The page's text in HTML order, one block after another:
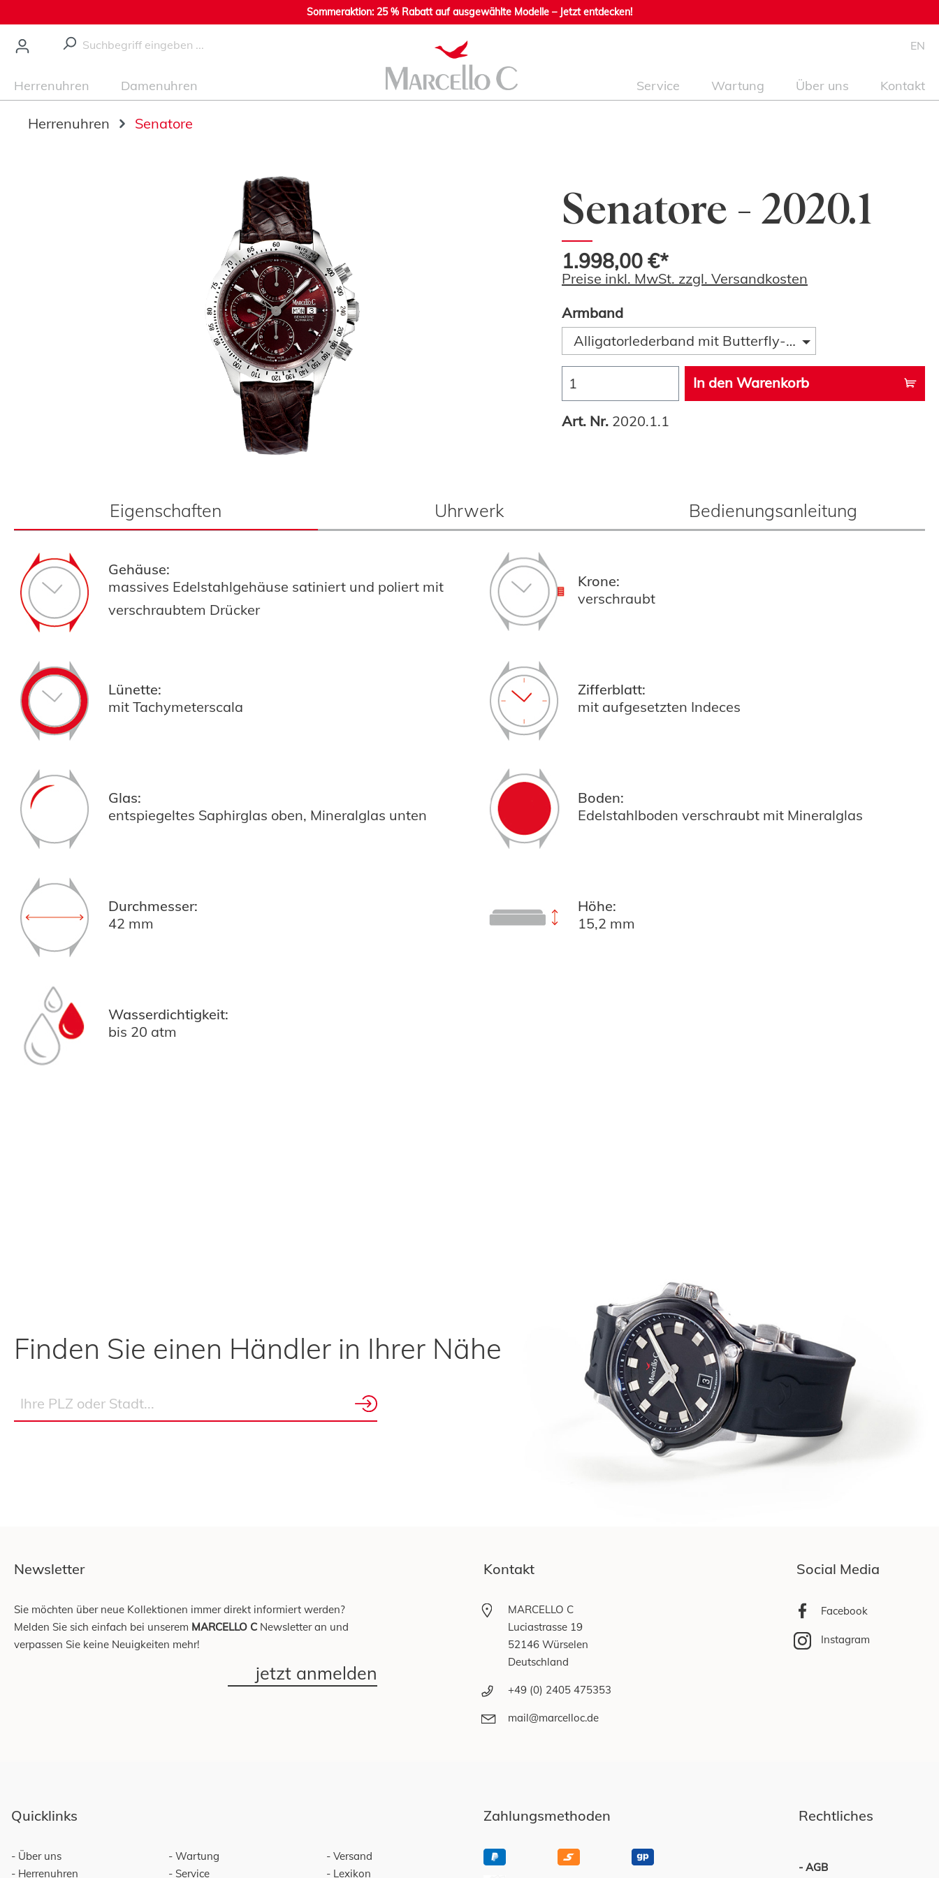
Sommeraktion: 25 % Rabatt auf ausgewählte Modelle – Jetzt entdecken!
EN
Herrenuhren Damenuhren Service Wartung Über uns Kontakt
Herrenuhren Senatore
Senatore - 2020.1
1.998,00 €*
Preise inkl. MwSt. zzgl. Versandkosten
Armband
Alligatorlederband mit Butterfly-Faltschließe
In den Warenkorb
Art. Nr. 2020.1.1
Eigenschaften Uhrwerk Bedienungsanleitung
Gehäuse:
massives Edelstahlgehäuse satiniert und poliert mit
verschraubtem Drücker
Krone:
verschraubt
Lünette:
mit Tachymeterscala
Zifferblatt:
mit aufgesetzten Indeces
Glas:
entspiegeltes Saphirglas oben, Mineralglas unten
Boden:
Edelstahlboden verschraubt mit Mineralglas
Durchmesser:
42 mm
Höhe:
15,2 mm
Wasserdichtigkeit:
bis 20 atm
Finden Sie einen Händler in Ihrer Nähe
Newsletter
Sie möchten über neue Kollektionen immer direkt informiert werden?
Melden Sie sich einfach bei unserem MARCELLO C Newsletter an und
verpassen Sie keine Neuigkeiten mehr!
jetzt anmelden
Kontakt
MARCELLO C
Luciastrasse 19
52146 Würselen
Deutschland
+49 (0) 2405 475353
mail@marcelloc.de
Social Media
Facebook
Instagram
Quicklinks
Über uns
Herrenuhren
Wartung
Service
Versand
Lexikon
Zahlungsmethoden Rechtliches
AGB